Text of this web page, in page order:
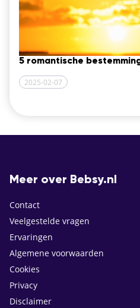
5 romantische
2025-02-07
Meer over Bebsy.nl
Contact
Veelgestelde vragen
Ervaringen
Algemene voorwaarden
Cookies
Privacy
Disclaimer